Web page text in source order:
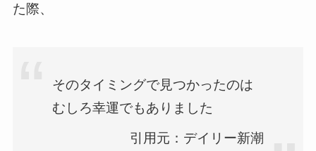
た際、
そのタイミングで見つかったのは
むしろ幸運でもありました
引用元：デイリー新潮